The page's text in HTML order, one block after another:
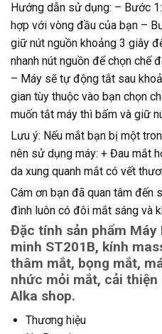
Hướng dẫn sử dụng: – Bước
hợp với vòng đầu của bạn –
giữ nút nguồn khoảng 3 giây
nhanh nút nguồn để chọn chế
– Máy sẽ tự động tắt sau
gian tùy thuộc vào bạn chọn
muốn tắt máy thì bấm và giữ
Lưu ý: Nếu mắt bạn bị một
nên sử dụng máy: + Đau mắt
da xung quanh mắt có vết
Cám ơn bạn đã quan tâm đến
đình luôn có đôi mắt sáng và
Đặc tính sản phẩm
minh ST201B, kính
thâm mắt, bọng mắt,
nhức mỏi mắt, cải
Alka shop.
Thương hiệu